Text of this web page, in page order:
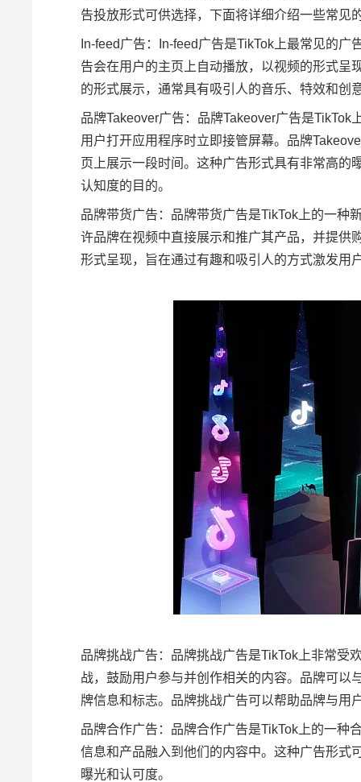
告投放形式可供选择，下面将详细介绍一些常见
In-feed广告：In-feed广告是TikTok上最常见的
告会在用户的主页上自动播放，以视频的形式呈
的形式展示，通常具有吸引人的音乐、特效和创
品牌Takeover广告：品牌Takeover广告是
用户打开应用程序时立即接管屏幕。品牌
页上展示一段时间。这种广告形式具有非常高的
认知度的目的。
品牌带货广告：品牌带货广告是TikTok上的一种
许品牌在视频中直接展示和推广其产品，并提供
形式呈现，旨在通过有趣和吸引人的方式激发用
品牌挑战广告：品牌挑战广告是TikTok上非常受
战，鼓励用户参与并创作相关的内容。品牌可以
牌信息和标志。品牌挑战广告可以帮助品牌与用
品牌合作广告：品牌合作广告是TikTok上的一种
信息和产品融入到他们的内容中。这种广告形式
曝光和认可度。